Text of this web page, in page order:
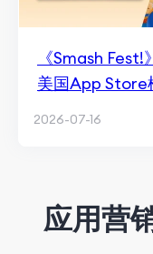
《Smash
美国App Store
2026-07-16
应用营